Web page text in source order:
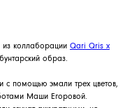
из коллаборации Qari Qris x
образ.
с помощью эмали трех цветов,
Маши Егоровой.